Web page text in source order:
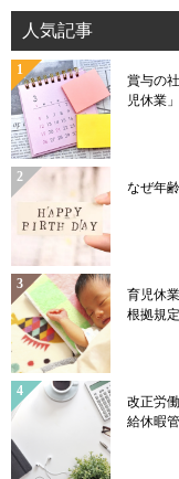
人気記事
賞与の
児休業
なぜ年
育児休
根拠規
改正労
給休暇